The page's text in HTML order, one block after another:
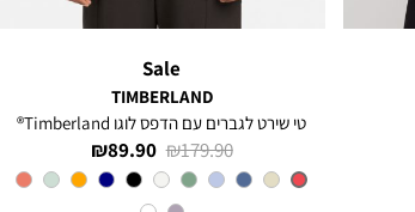
Sale
TIMBERLAND
טי שירט לגברים עם הדפס לוגו Timberland®
מחיר
מוצר
89.90 ₪
מחיר
רגיל
179.90 ₪
צבע
MEDIUM
RED